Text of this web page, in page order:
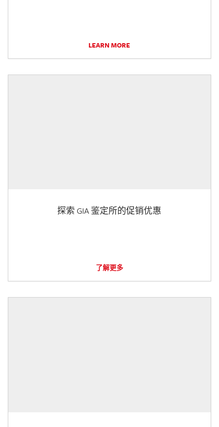
LEARN MORE
探索 GIA 鉴定所的促销优惠
了解更多